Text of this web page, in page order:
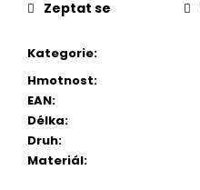
Kategorie:
Hmotnost:
EAN:
Délka:
Druh:
Materiál:
Zeptat se
o
u
č
u
e
m